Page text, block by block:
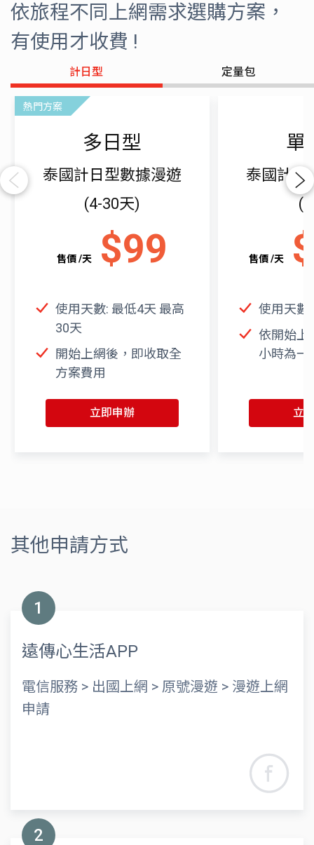
依旅程不同上網需求選購方案，
有使用才收費 !
計日型 定量包
Previous
熱門方案
多日型
泰國計日型數據漫遊
(4-30天)
售價 /天 $99
使用天數: 最低4天 最高
30天
開始上網後，即收取全
方案費用
立即申辦
單
泰國計日
售價 /天 $
使用天數
依開始上
小時為一
立
Next
其他申請方式
1
遠傳心生活APP
電信服務 > 出國上網 > 原號漫遊 > 漫遊上網
申請
2